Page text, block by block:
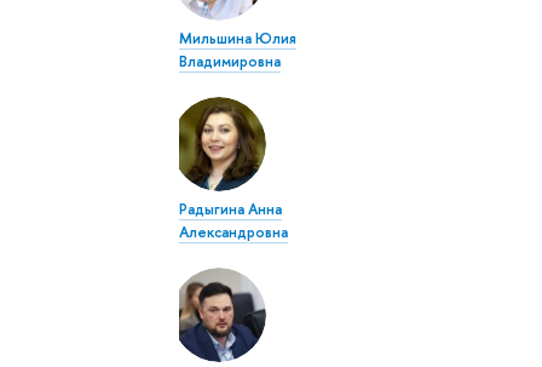
Мильшина Юлия
Владимировна
Радыгина Анна
Александровна